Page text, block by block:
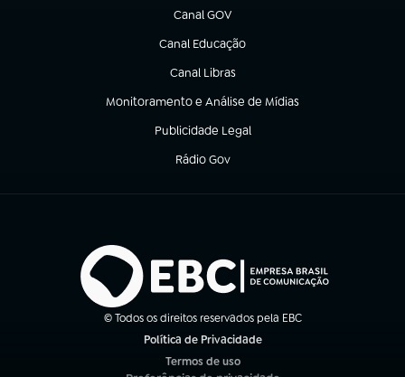
Canal GOV
(abre em nova aba)
Canal Educação
(abre em nova aba)
Canal Libras
(abre em nova aba)
Monitoramento e Análise de Mídias
(abre em nova aba)
Publicidade Legal
(abre em nova aba)
Rádio Gov
(abre em nova aba)
© Todos os direitos reservados pela EBC
Política de Privacidade
Termos de uso
(abre em nova aba)